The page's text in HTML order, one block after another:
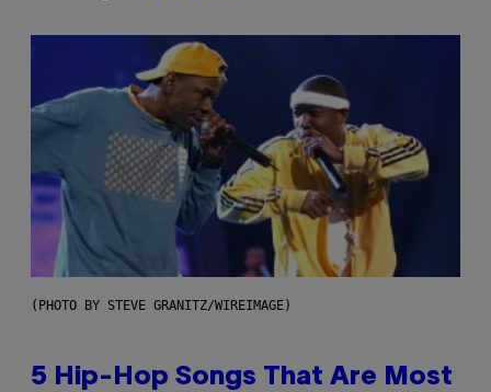
(PHOTO BY STEVE GRANITZ/WIREIMAGE)
5 Hip-Hop Songs That Are Most